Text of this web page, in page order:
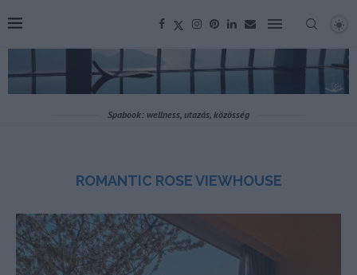
Spabook: wellness, utazás, közösség
ROMANTIC ROSE VIEWHOUSE